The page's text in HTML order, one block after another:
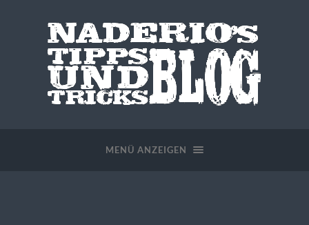
MENÜ ANZEIGEN